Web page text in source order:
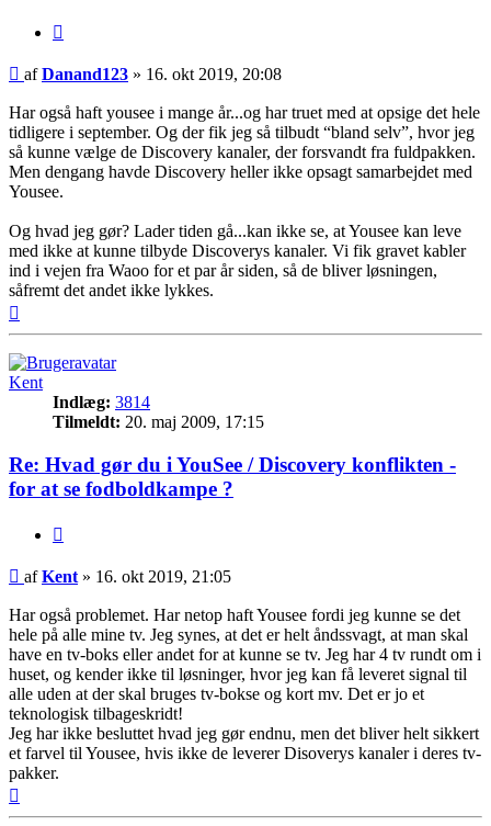
Indlæg
afDanand123 » 16. okt 2019, 20:08
Har også haft yousee i mange år...og har truet med at opsige det hele
tidligere i september. Og der fik jeg så tilbudt “bland selv”, hvor jeg
så kunne vælge de Discovery kanaler, der forsvandt fra fuldpakken.
Men dengang havde Discovery heller ikke opsagt samarbejdet med
Yousee.
Og hvad jeg gør? Lader tiden gå...kan ikke se, at Yousee kan leve
med ikke at kunne tilbyde Discoverys kanaler. Vi fik gravet kabler
ind i vejen fra Waoo for et par år siden, så de bliver løsningen,
såfremt det andet ikke lykkes.
Kent
Indlæg: 3814
Tilmeldt: 20. maj 2009, 17:15
Re: Hvad gør du i YouSee / Discovery konflikten -
for at se fodboldkampe ?
Indlæg
afKent » 16. okt 2019, 21:05
Har også problemet. Har netop haft Yousee fordi jeg kunne se det
hele på alle mine tv. Jeg synes, at det er helt åndssvagt, at man skal
have en tv-boks eller andet for at kunne se tv. Jeg har 4 tv rundt om i
huset, og kender ikke til løsninger, hvor jeg kan få leveret signal til
alle uden at der skal bruges tv-bokse og kort mv. Det er jo et
teknologisk tilbageskridt!
Jeg har ikke besluttet hvad jeg gør endnu, men det bliver helt sikkert
et farvel til Yousee, hvis ikke de leverer Disoverys kanaler i deres tv-
pakker.